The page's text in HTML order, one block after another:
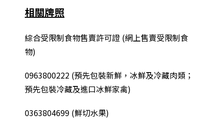
相關牌照
綜合受限制食物售賣許可證 (網上售賣受限制食
物)
0963800222 (預先包裝新鮮，冰鮮及冷藏肉類；
預先包裝冷藏及進口冰鮮家禽)
0363804699 (鮮切水果)